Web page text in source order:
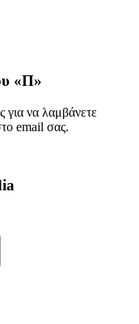
«Π»
για να λαμβάνετε
email σας.